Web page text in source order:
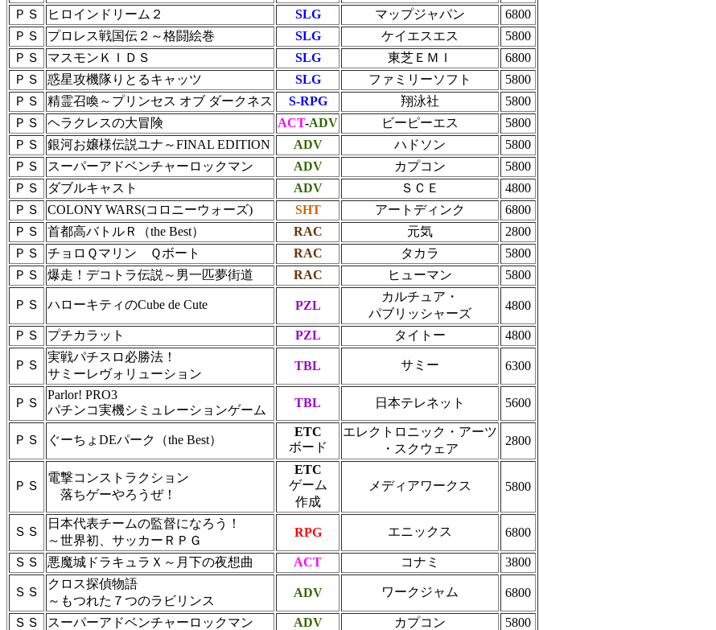
ＰＳ ヒロインドリーム２ SLG マップジャパン
6800
ＰＳ
プロレス戦国伝２～格闘絵巻 SLG ケイエスエス
5800
ＰＳ
マスモンＫＩＤＳ SLG 東芝ＥＭＩ
6800
ＰＳ
惑星攻機隊りとるキャッツ SLG ファミリーソフト
5800
ＰＳ
精霊召喚～プリンセス オブ ダークネス S-RPG 翔泳社
5800
ＰＳ
ヘラクレスの大冒険 ACT-ADV ビーピーエス
5800
ＰＳ
銀河お嬢様伝説ユナ～FINAL EDITION ADV ハドソン
5800
ＰＳ
スーパーアドベンチャーロックマン ADV カプコン
5800
ＰＳ
ダブルキャスト ADV ＳＣＥ
4800
ＰＳ
COLONY WARS(コロニーウォーズ) SHT アートディンク
6800
ＰＳ
首都高バトルＲ（the Best） RAC 元気
2800
ＰＳ
チョロＱマリン Ｑボート RAC タカラ
5800
ＰＳ
爆走！デコトラ伝説～男一匹夢街道 RAC ヒューマン 5800
ＰＳ ハローキティのCube de Cute PZL
カルチュア・
パブリッシャーズ
4800
ＰＳ プチカラット PZL タイトー 4800
ＰＳ
実戦パチスロ必勝法！
サミーレヴォリューション
TBL サミー 6300
ＰＳ
Parlor! PRO3
パチンコ実機シミュレーションゲーム
TBL 日本テレネット 5600
ＰＳ ぐーちょDEパーク（the Best）
ETC
ボード
エレクトロニック・アーツ
・スクウェア
2800
ＰＳ
電撃コンストラクション
落ちゲーやろうぜ！
ETC
ゲーム
作成
メディアワークス 5800
ＳＳ
日本代表チームの監督になろう！
～世界初、サッカーＲＰＧ
RPG エニックス 6800
ＳＳ 悪魔城ドラキュラＸ～月下の夜想曲 ACT コナミ 3800
ＳＳ
クロス探偵物語
～もつれた７つのラビリンス
ADV ワークジャム 6800
ＳＳ スーパーアドベンチャーロックマン ADV カプコン
5800